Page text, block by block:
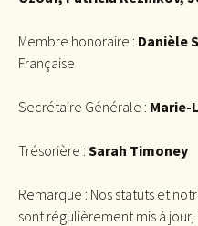
Membre honoraire : Danièle
Française
Secrétaire Générale : Marie-
Trésorière : Sarah Timoney
Remarque : Nos statuts et
sont régulièrement mis à